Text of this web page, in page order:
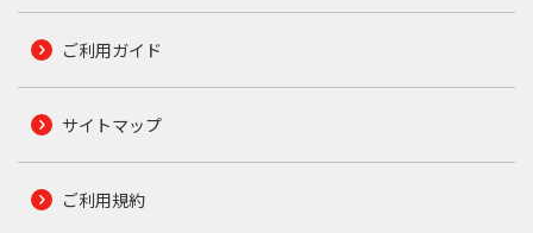
ご利用ガイド
サイトマップ
ご利用規約